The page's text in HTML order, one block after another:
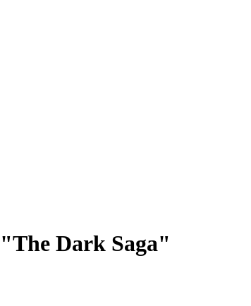
"The Dark Saga"